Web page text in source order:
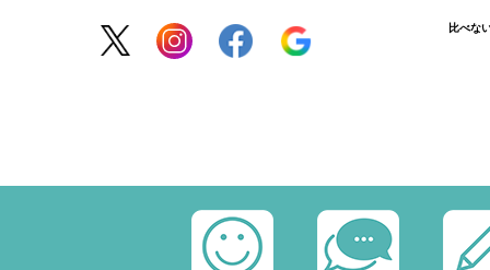
比べな